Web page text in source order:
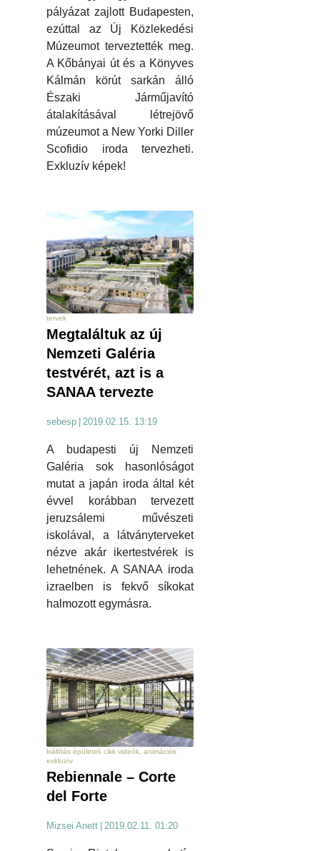
pályázat zajlott Budapesten,
ezúttal az Új Közlekedési
Múzeumot terveztették meg.
A Kőbányai út és a Könyves
Kálmán körút sarkán álló
Északi Járműjavító
átalakításával létrejövő
múzeumot a New Yorki Diller
Scofidio iroda tervezheti.
Exkluzív képek!
tervek
Megtaláltuk az új
Nemzeti Galéria
testvérét, azt is a
SANAA tervezte
sebesp 2019.02.15. 13:19
A budapesti új Nemzeti
Galéria sok hasonlóságot
mutat a japán iroda által két
évvel korábban tervezett
jeruzsálemi művészeti
iskolával, a látványterveket
nézve akár ikertestvérek is
lehetnének. A SANAA iroda
izraelben is fekvő síkokat
halmozott egymásra.
kiállítás épületek cikk videók, animációk
exkluzív
Rebiennale – Corte
del Forte
Mizsei Anett 2019.02.11. 01:20